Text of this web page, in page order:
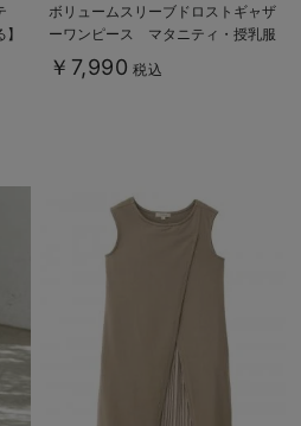
ボリュームスリーブドロストギャザ
ーワンピース マタニティ・授乳服
【出産後も長く使える】
￥7,990 税込